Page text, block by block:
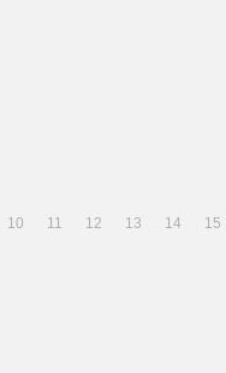
10 11 12 13 14 15